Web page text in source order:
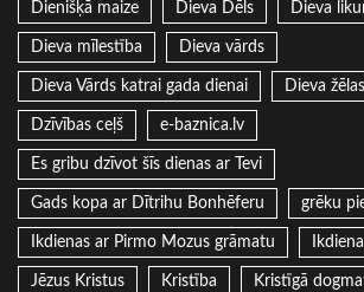
Dienišķā maize Dieva Dēls Dieva
Dieva mīlestība Dieva vārds
Dieva Vārds katrai gada dienai Dieva
Dzīvības ceļš e-baznica.lv
Es gribu dzīvot šīs dienas ar Tevi
Gads kopa ar Dītrihu Bonhēferu grēku
Ikdienas ar Pirmo Mozus grāmatu
Jēzus Kristus Kristība Kristīgā